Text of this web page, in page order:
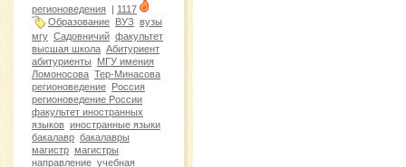
регионоведения
1117
Образование
ВУЗ вузы
мгу Садовничий факультет
высшая школа Абитуриент
абитуриенты
МГУ имения
Ломоносова Тер-Минасова
регионоведение
Россия
регионоведение России
факультет иностранных
языков иностранные языки
бакалавр бакалавры
магистр магистры
направление учебная